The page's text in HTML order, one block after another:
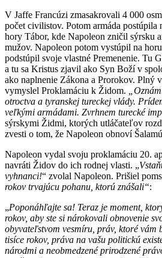
V Jaffe Francúzi zmasakrovali 4 000
počet civilistov. Potom armáda postúpila
hory Tábor, kde Napoleon zničil sýrsku
mužov. Napoleon potom vystúpil na
podstúpil svoje vlastné Premenenie. Tu
a tu sa Kristus zjavil ako Syn Boží v
ako naplnenie Zákona a Prorokov. Plný
vymyslel Proklamáciu k Židom.
otroctva a tyranskej tureckej vlády.
veľkými armádami. Zvrhnem turecké
sýrskymi Židmi, ktorých utláčateľov
zvesti o tom, že Napoleon obnoví
Napoleon vydal svoju proklamáciu 20.
navráti Židov do ich rodnej vlasti. „
vyhnanci!“ zvolal Napoleon. Prišiel
rokov trvajúcu pohanu, ktorú znášali“:
„Poponáhľajte sa! Teraz je moment,
rokov, aby ste si nárokovali obnovenie
obyvateľstvom vesmíru, práv, ktoré vám
tisíce rokov, práva na vašu politickú
národmi a neobmedzené prirodzené